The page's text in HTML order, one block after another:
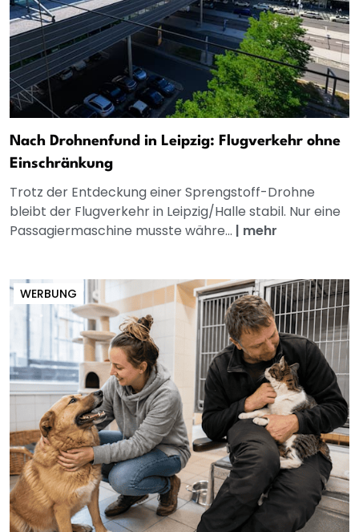
Nach Drohnenfund in Leipzig: Flugverkehr ohne
Einschränkung
Trotz der Entdeckung einer Sprengstoff-Drohne
bleibt der Flugverkehr in Leipzig/Halle stabil. Nur eine
Passagiermaschine musste währe... | mehr
WERBUNG